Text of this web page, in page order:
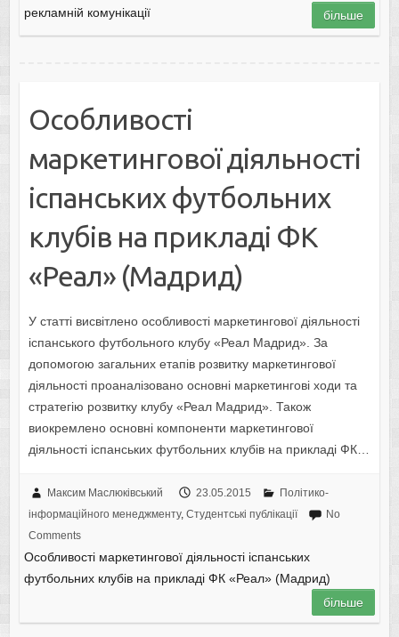
рекламній комунікації
більше
Особливості
маркетингової діяльності
іспанських футбольних
клубів на прикладі ФК
«Реал» (Мадрид)
У статті висвітлено особливості маркетингової діяльності
іспанського футбольного клубу «Реал Мадрид». За
допомогою загальних етапів розвитку маркетингової
діяльності проаналізовано основні маркетингові ходи та
стратегію розвитку клубу «Реал Мадрид». Також
виокремлено основні компоненти маркетингової
діяльності іспанських футбольних клубів на прикладі ФК…
Максим Маслюківський 23.05.2015
Політико-
інформаційного менеджменту, Студентські публікації
No
Comments
Особливості маркетингової діяльності іспанських
футбольних клубів на прикладі ФК «Реал» (Мадрид)
більше